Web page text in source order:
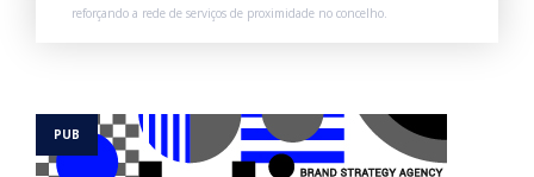
reforçando a rede de serviços de proximidade no concelho.